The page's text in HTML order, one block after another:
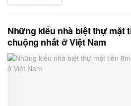
Những kiểu nhà biệt thự mặt
chuộng nhất ở Việt Nam